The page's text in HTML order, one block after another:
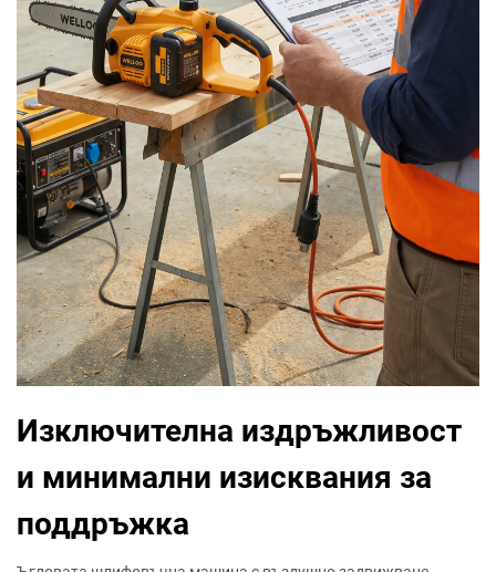
Изключителна издръжливост
и минимални изисквания за
поддръжка